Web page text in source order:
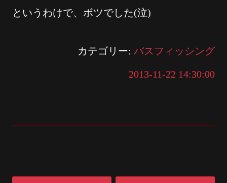
というわけで、ボツでした(泣)
カテゴリー: バスフィッシング
2013-11-22 14:30:00